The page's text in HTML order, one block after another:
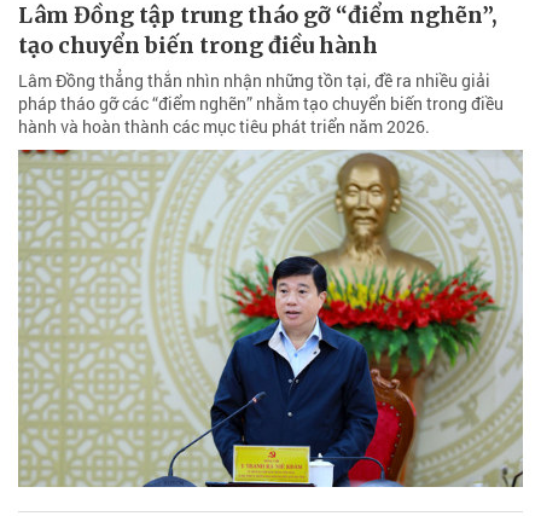
Lâm Đồng tập trung tháo gỡ “điểm nghẽn”,
tạo chuyển biến trong điều hành
Lâm Đồng thẳng thắn nhìn nhận những tồn tại, đề ra nhiều giải
pháp tháo gỡ các “điểm nghẽn” nhằm tạo chuyển biến trong điều
hành và hoàn thành các mục tiêu phát triển năm 2026.